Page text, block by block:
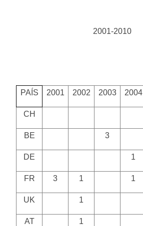
2001-2010
PAÍS 2001 2002 2003 2004
CH
BE 3
DE 1
FR 3 1 1
UK 1
AT 1